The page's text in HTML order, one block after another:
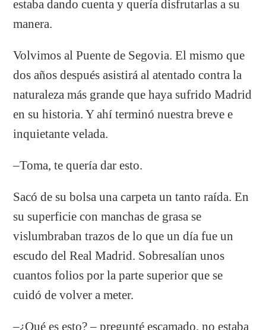
estaba dando cuenta y quería disfrutarlas a su
manera.
Volvimos al Puente de Segovia. El mismo que
dos años después asistirá al atentado contra la
naturaleza más grande que haya sufrido Madrid
en su historia. Y ahí terminó nuestra breve e
inquietante velada.
–Toma, te quería dar esto.
Sacó de su bolsa una carpeta un tanto raída. En
su superficie con manchas de grasa se
vislumbraban trazos de lo que un día fue un
escudo del Real Madrid. Sobresalían unos
cuantos folios por la parte superior que se
cuidó de volver a meter.
–¿Qué es esto? – pregunté escamado, no estaba